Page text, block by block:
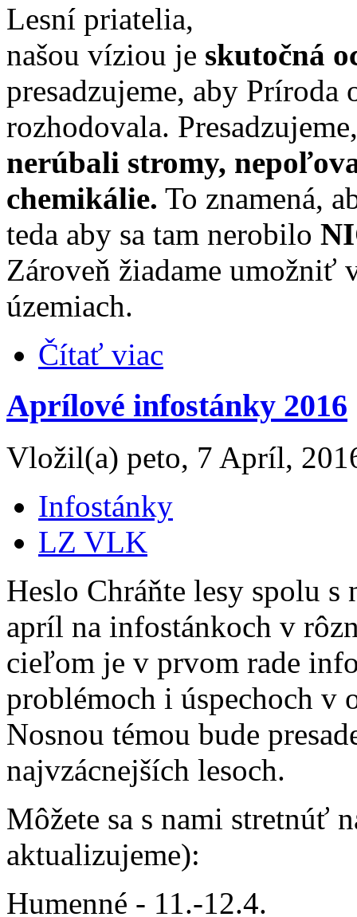
Lesní priatelia,
našou víziou je skutočná
presadzujeme, aby Príroda
rozhodovala.
nerúbali stromy,
chemikálie. To znamená,
teda aby sa tam nerobilo
Zároveň žiadame
územiach.
Čítať viac
Aprílové infostánky 2016
Vložil(a) peto, 7 Apríl,
Infostánky
LZ VLK
Heslo Chráňte lesy spolu
apríl na infostánkoch v
cieľom je v prvom rade
problémoch i úspechoch v
Nosnou témou bude
najvzácnejších lesoch.
Môžete sa s nami stretnúť
aktualizujeme):
Humenné - 11.-12.4.